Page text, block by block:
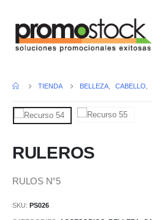
TIENDA BELLEZA CABELLO
RULEROS
RULOS N°5
SKU: PS026